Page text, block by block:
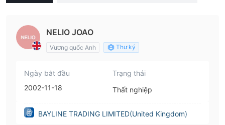
NELIO JOAO
Vương quốc Anh Thư ký
Ngày bắt đầu
2002-11-18
Trạng thái
Thất nghiệp
BAYLINE TRADING LIMITED(United Kingdom)